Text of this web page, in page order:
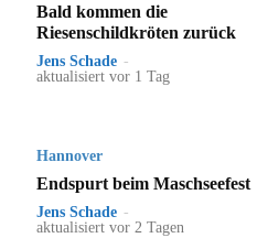
Bald kommen die
Riesenschildkröten zurück
Jens Schade -
aktualisiert vor 1 Tag
Hannover
Endspurt beim Maschseefest
Jens Schade -
aktualisiert vor 2 Tagen